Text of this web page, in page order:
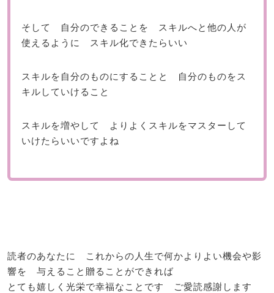
そして 自分のできることを スキルへと他の人が
使えるように スキル化できたらいい
スキルを自分のものにすることと 自分のものをス
キルしていけること
スキルを増やして よりよくスキルをマスターして
いけたらいいですよね
読者のあなたに これからの人生で何かよりよい機会や影
響を 与えること贈ることができれば
とても嬉しく光栄で幸福なことです ご愛読感謝します